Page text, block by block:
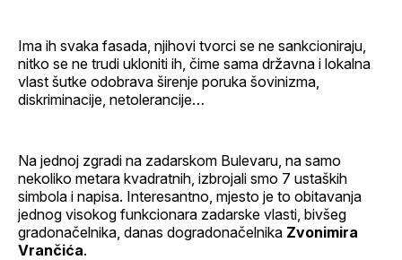
Ima ih svaka fasada, njihovi tvorci se ne sankcioniraju,
nitko se ne trudi ukloniti ih, čime sama državna i lokalna
vlast šutke odobrava širenje poruka šovinizma,
diskriminacije, netolerancije…
Na jednoj zgradi na zadarskom Bulevaru, na samo
nekoliko metara kvadratnih, izbrojali smo 7 ustaških
simbola i napisa. Interesantno, mjesto je to obitavanja
jednog visokog funkcionara zadarske vlasti, bivšeg
gradonačelnika, danas dogradonačelnika Zvonimira
Vrančića.